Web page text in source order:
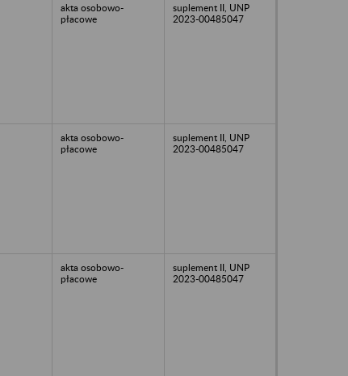
akta osobowo-
płacowe
suplement II, UNP
2023-00485047
akta osobowo-
płacowe
suplement II, UNP
2023-00485047
akta osobowo-
płacowe
suplement II, UNP
2023-00485047